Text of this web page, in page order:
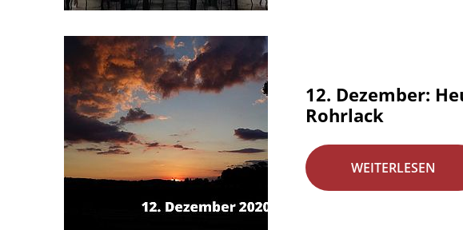
12. Dezember:
Rohrlack
WEITERLESEN